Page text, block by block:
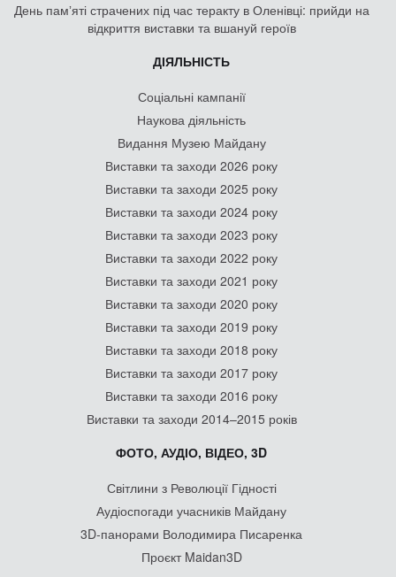
День памʼяті страчених під час теракту в Оленівці: прийди на
відкриття виставки та вшануй героїв
ДІЯЛЬНІСТЬ
Соціальні кампанії
Наукова діяльність
Видання Музею Майдану
Виставки та заходи 2026 року
Виставки та заходи 2025 року
Виставки та заходи 2024 року
Виставки та заходи 2023 року
Виставки та заходи 2022 року
Виставки та заходи 2021 року
Виставки та заходи 2020 року
Виставки та заходи 2019 року
Виставки та заходи 2018 року
Виставки та заходи 2017 року
Виставки та заходи 2016 року
Виставки та заходи 2014–2015 років
ФОТО, АУДІО, ВІДЕО, 3D
Світлини з Революції Гідності
Аудіоспогади учасників Майдану
3D-панорами Володимира Писаренка
Проєкт Maidan3D